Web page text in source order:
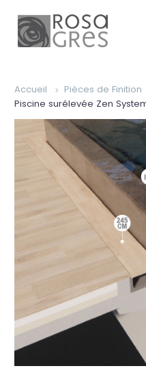
Accueil
Pièces de Finition
Piscine surélevée Zen